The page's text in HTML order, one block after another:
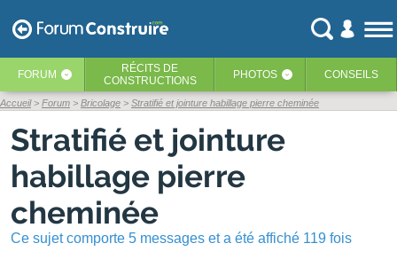
FORUM ‹ RÉCITS DE
CONSTRUCTIONS
PHOTOS ‹ CONSEILS
Accueil Forum Bricolage Stratifié et jointure habillage pierre cheminée
Stratifié et jointure
habillage pierre
cheminée
Ce sujet comporte 5 messages et a été affiché 119 fois